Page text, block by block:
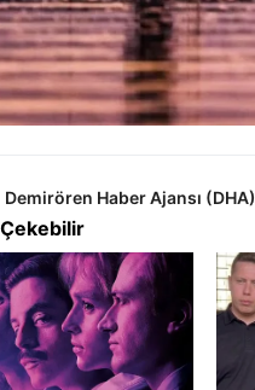
Demirören Haber Ajansı (DHA)